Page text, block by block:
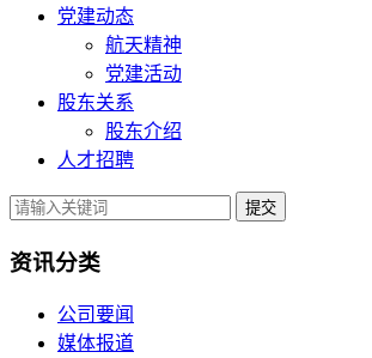
党建动态
航天精神
党建活动
股东关系
股东介绍
人才招聘
提交
资讯分类
公司要闻
媒体报道